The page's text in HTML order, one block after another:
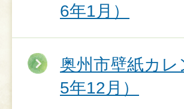
6年1月）
奥州市壁紙カ
5年12月）